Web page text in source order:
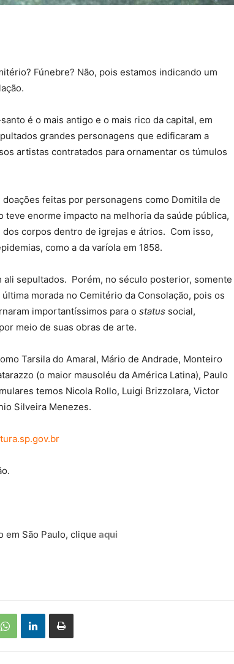
Fúnebre? Não, pois estamos indicando um
é o mais antigo e o mais rico da capital, em
grandes personagens que edificaram a
artistas contratados para ornamentar os túmulos
feitas por personagens como Domitila de
enorme impacto na melhoria da saúde pública,
corpos dentro de igrejas e átrios. Com isso,
como a da varíola em 1858.
sepultados. Porém, no século posterior, somente
morada no Cemitério da Consolação, pois os
importantíssimos para o status social,
meio de suas obras de arte.
Tarsila do Amaral, Mário de Andrade, Monteiro
(o maior mausoléu da América Latina), Paulo
temos Nicola Rollo, Luigi Brizzolara, Victor
Silveira Menezes.
em São Paulo, clique aqui